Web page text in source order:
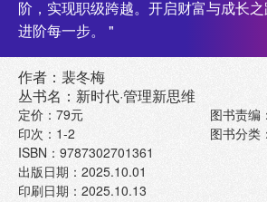
阶，实现职级跨越。开启财富与成长
进阶每一步。 "
作者：裴冬梅
丛书名：新时代·管理新思维
定价：79元
印次：1-2
ISBN：9787302701361
出版日期：2025.10.01
印刷日期：2025.10.13
图书责编
图书分类